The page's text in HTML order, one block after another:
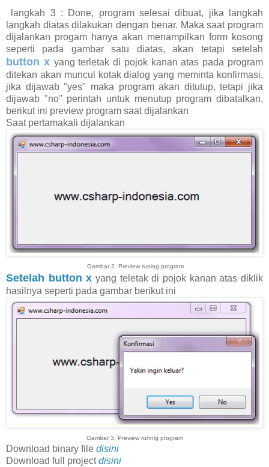
langkah 3 : Done, program selesai dibuat, jika langkah
langkah diatas dilakukan dengan benar. Maka saat program
dijalankan progam hanya akan menampilkan form kosong
seperti pada gambar satu diatas, akan tetapi setelah
button x yang terletak di pojok kanan atas pada program
ditekan akan muncul kotak dialog yang meminta konfirmasi,
jika dijawab "yes" maka program akan ditutup, tetapi jika
dijawab "no" perintah untuk menutup program dibatalkan,
berikut ini preview program saat dijalankan
Saat pertamakali dijalankan
Gambar 2. Preview runing program
Setelah button x yang teletak di pojok kanan atas diklik
hasilnya seperti pada gambar berikut ini
Gambar 3. Preview runnig program
Download binary file disini
Download full projectdisini